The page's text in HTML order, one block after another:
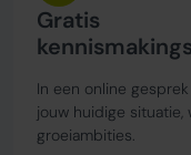
Gratis
In een online
jouw huidige situatie,
groeiambities.